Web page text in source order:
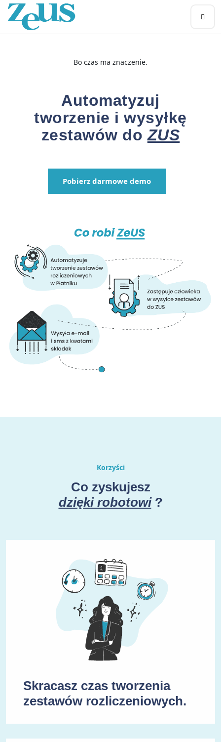
Bo czas ma znaczenie.
Automatyzuj
tworzenie i wysyłkę
zestawów doZUS
Pobierz darmowe demo
Korzyści
Co zyskujesz
dzięki robotowi?
Skracasz czas tworzenia
zestawów rozliczeniowych.